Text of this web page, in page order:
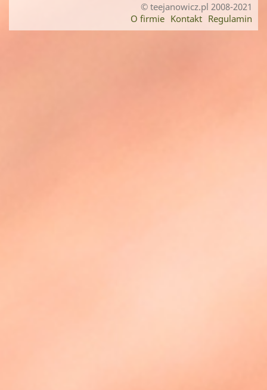
© teejanowicz.pl 2008-2021
O firmie Kontakt Regulamin